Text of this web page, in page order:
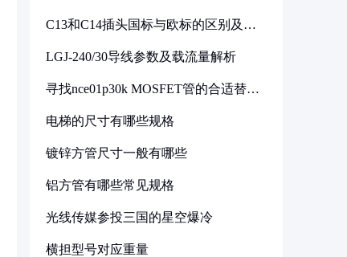
C13和C14插头国标与欧标的区别及其
LGJ-240/30导线参数及载流量解析
寻找nce01p30k MOSFET管的合适替代
电梯的尺寸有哪些规格
镀锌方管尺寸一般有哪些
铝方管有哪些常见规格
光线传媒参投三国的星空爆冷
横担型号对应重量